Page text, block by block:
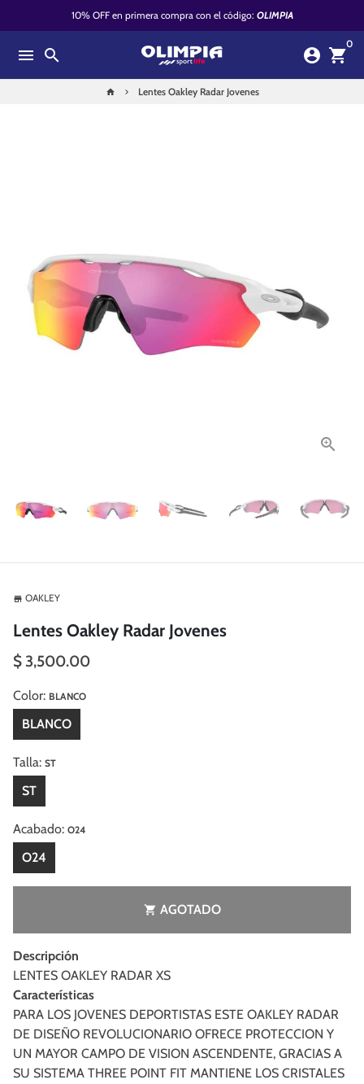
directamente
10% OFF en primera compra con el código: OLIMPIA
menu search account_circle shopping_cart
0
home keyboard_arrow_right Lentes Oakley Radar Jovenes
store OAKLEY
Lentes Oakley Radar Jovenes
$ 3,500.00
Color: BLANCO
BLANCO
Talla: ST
ST
Acabado: O24
O24
shopping_cart AGOTADO
Descripción
LENTES OAKLEY RADAR XS
Características
PARA LOS JOVENES DEPORTISTAS ESTE OAKLEY RADAR
DE DISEÑO REVOLUCIONARIO OFRECE PROTECCION Y
UN MAYOR CAMPO DE VISION ASCENDENTE, GRACIAS A
SU SISTEMA THREE POINT FIT MANTIENE LOS CRISTALES